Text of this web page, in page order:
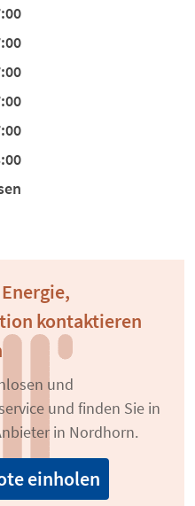
kontaktieren
und
und finden Sie in
in Nordhorn.
einholen